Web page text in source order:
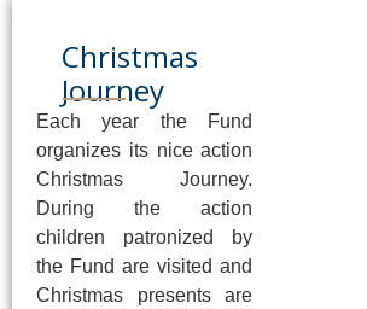
Christmas
Journey
Each year the Fund
organizes its nice action
Christmas Journey.
During the action
children patronized by
the Fund are visited and
Christmas presents are